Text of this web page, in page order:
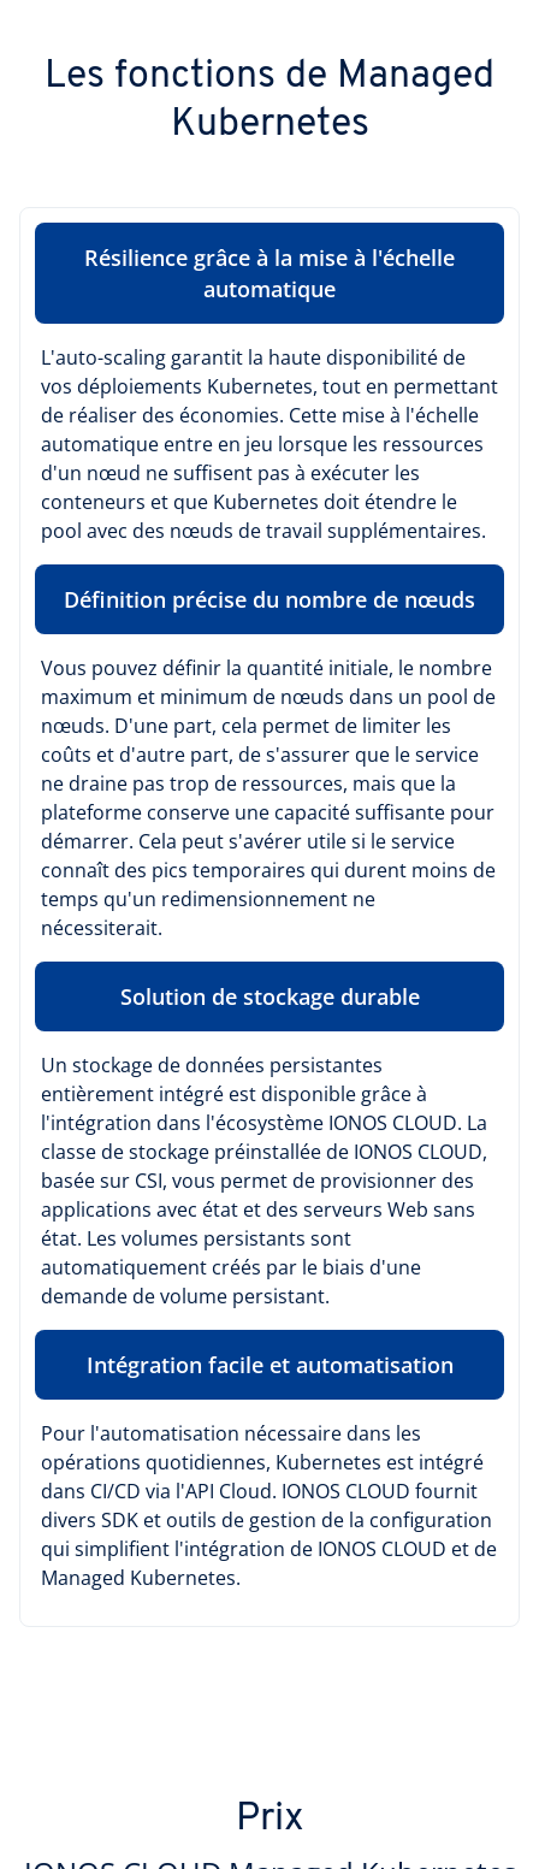
Les fonctions de Managed
Kubernetes
Résilience grâce à la mise à l'échelle
automatique
L'auto-scaling garantit la haute disponibilité de
vos déploiements Kubernetes, tout en permettant
de réaliser des économies. Cette mise à l'échelle
automatique entre en jeu lorsque les ressources
d'un nœud ne suffisent pas à exécuter les
conteneurs et que Kubernetes doit étendre le
pool avec des nœuds de travail supplémentaires.
Définition précise du nombre de nœuds
Vous pouvez définir la quantité initiale, le nombre
maximum et minimum de nœuds dans un pool de
nœuds. D'une part, cela permet de limiter les
coûts et d'autre part, de s'assurer que le service
ne draine pas trop de ressources, mais que la
plateforme conserve une capacité suffisante pour
démarrer. Cela peut s'avérer utile si le service
connaît des pics temporaires qui durent moins de
temps qu'un redimensionnement ne
nécessiterait.
Solution de stockage durable
Un stockage de données persistantes
entièrement intégré est disponible grâce à
l'intégration dans l'écosystème IONOS CLOUD. La
classe de stockage préinstallée de IONOS CLOUD,
basée sur CSI, vous permet de provisionner des
applications avec état et des serveurs Web sans
état. Les volumes persistants sont
automatiquement créés par le biais d'une
demande de volume persistant.
Intégration facile et automatisation
Pour l'automatisation nécessaire dans les
opérations quotidiennes, Kubernetes est intégré
dans CI/CD via l'API Cloud. IONOS CLOUD fournit
divers SDK et outils de gestion de la configuration
qui simplifient l'intégration de IONOS CLOUD et de
Managed Kubernetes.
Prix